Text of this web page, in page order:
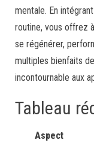
mentale. En
routine, vous offrez
se régénérer,
multiples bienfaits
incontournable aux
Tableau
Aspect